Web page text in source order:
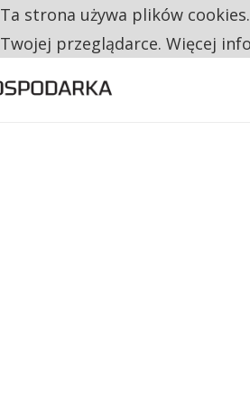
CO TRZECIĄ ZŁOTÓWKĘ Z EMERYTURY
Ta strona używa plików
Twojej przeglądarce. Więcej